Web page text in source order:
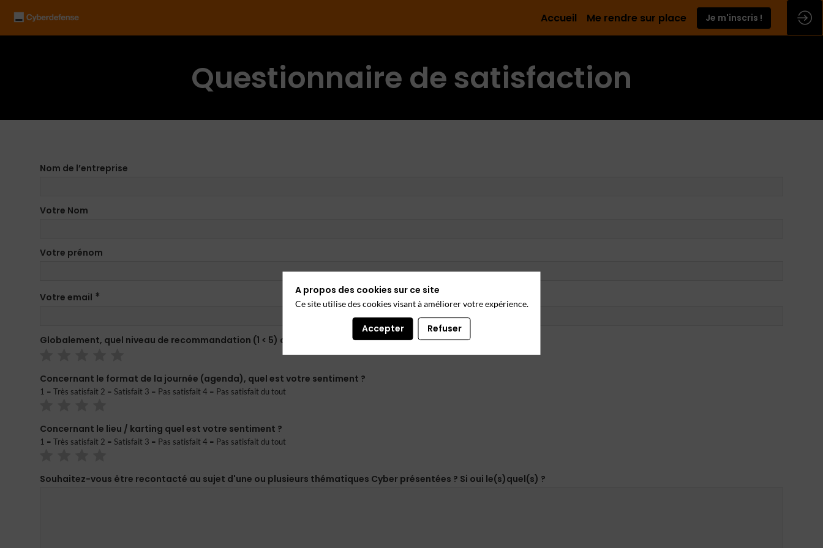
Accueil Me rendre sur place Je m'inscris !
Questionnaire de satisfaction
Nom de l’entreprise
Votre Nom
Votre prénom
Votre email *
Globalement, quel niveau de recommandation (1 < 5) attribuez-vous à l’évènement ?
Concernant le format de la journée (agenda), quel est votre sentiment ?
1 = Très satisfait 2 = Satisfait 3 = Pas satisfait 4 = Pas satisfait du tout
Concernant le lieu / karting quel est votre sentiment ?
1 = Très satisfait 2 = Satisfait 3 = Pas satisfait 4 = Pas satisfait du tout
Souhaitez-vous être recontacté au sujet d'une ou plusieurs thématiques Cyber présentées ? Si oui le(s)quel(s) ?
A propos des cookies sur ce site
Ce site utilise des cookies visant à améliorer votre expérience.
Accepter Refuser